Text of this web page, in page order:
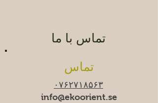
تماس با ما
تماس
۰۷۶۲۷۱۸۵۶۳
info@ekoorient.se